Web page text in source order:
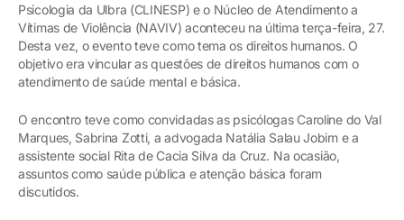
Psicologia da Ulbra (CLINESP) e o Núcleo de Atendimento a
Vítimas de Violência (NAVIV) aconteceu na última terça-feira, 27.
Desta vez, o evento teve como tema os direitos humanos. O
objetivo era vincular as questões de direitos humanos com o
atendimento de saúde mental e básica.
O encontro teve como convidadas as psicólogas Caroline do Val
Marques, Sabrina Zotti, a advogada Natália Salau Jobim e a
assistente social Rita de Cacia Silva da Cruz. Na ocasião,
assuntos como saúde pública e atenção básica foram
discutidos.